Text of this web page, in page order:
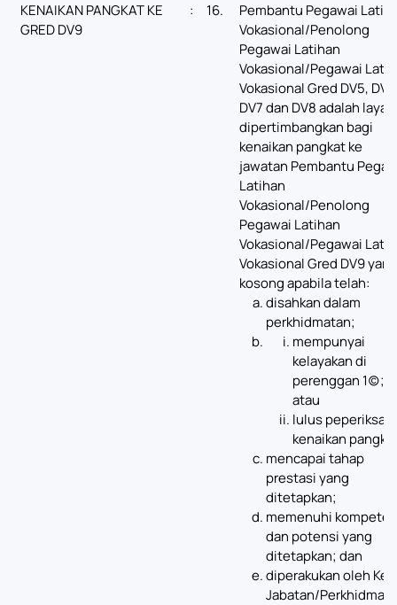
KENAIKAN PANGKAT KE
GRED DV9
: 16.
Pembantu Pegawai
Vokasional/Penolong
Pegawai Latihan
Vokasional/Pegawai
Vokasional Gred DV5,
DV7 dan DV8 adalah layak
dipertimbangkan bagi
kenaikan pangkat ke
jawatan Pembantu
Latihan
Vokasional/Penolong
Pegawai Latihan
Vokasional/Pegawai
Vokasional Gred DV9 yang
kosong apabila telah:
disahkan dalam
perkhidmatan;
mempunyai
kelayakan di
perenggan 1(c);
atau
lulus
kenaikan
mencapai tahap
prestasi yang
ditetapkan;
memenuhi
dan potensi yang
ditetapkan; dan
diperakukan oleh
Jabatan/